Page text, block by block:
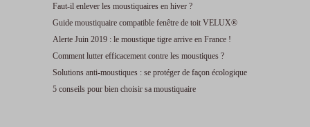
Faut-il enlever les moustiquaires en hiver ?
Guide moustiquaire compatible fenêtre de toit VELUX®
Alerte Juin 2019 : le moustique tigre arrive en France !
Comment lutter efficacement contre les moustiques ?
Solutions anti-moustiques : se protéger de façon écologique
5 conseils pour bien choisir sa moustiquaire